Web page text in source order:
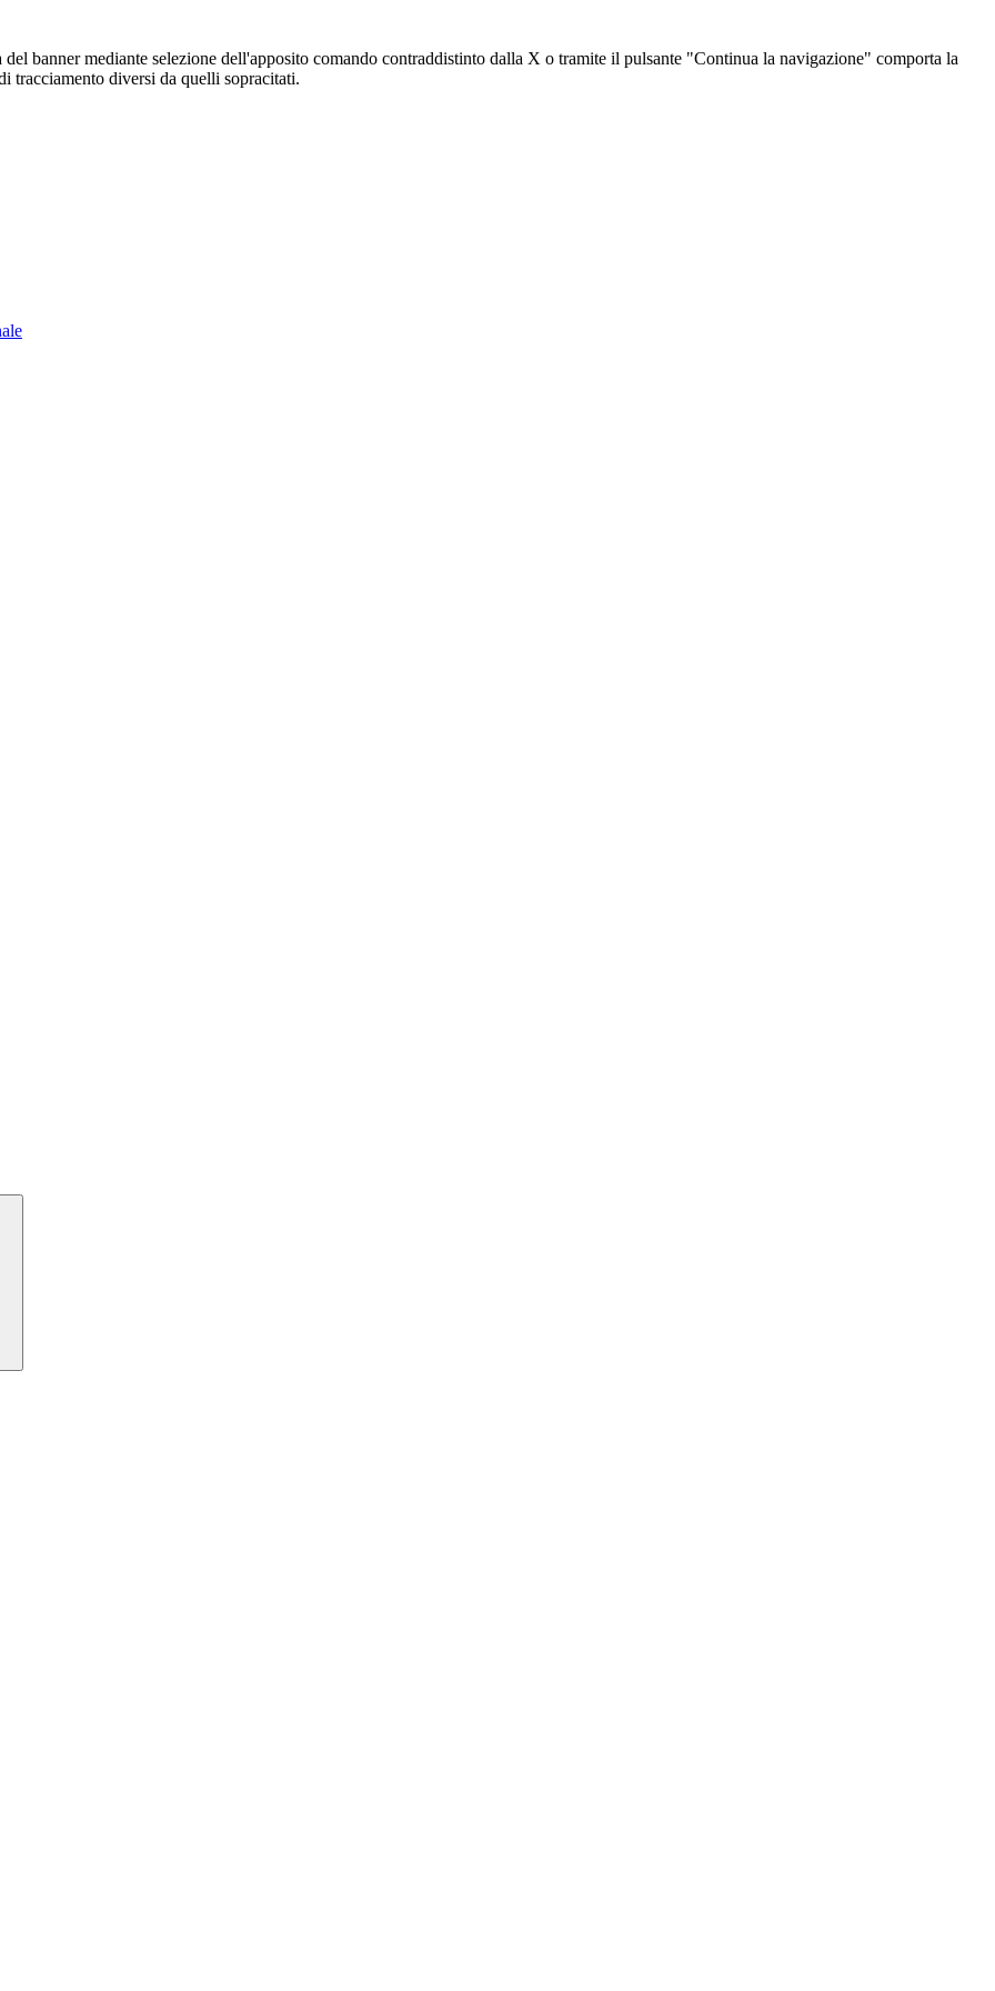
banner mediante selezione dell'apposito comando contraddistinto dalla X o tramite il pulsante "Continua la navigazione" comporta la
tracciamento diversi da quelli sopracitati.